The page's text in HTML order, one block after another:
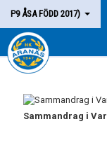
P9 ÅSA FÖDD 2017)
HEM
LAGET
Sammandrag i